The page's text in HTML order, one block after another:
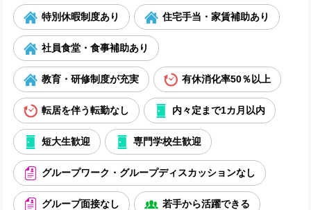
特別休暇制度あり 住宅手当・家賃補助あり
社員食堂・食事補助あり
教育・研修制度が充実 有休消化率50％以上
転居を伴う転勤なし 内々定まで1カ月以内
短大生歓迎 専門学校生歓迎
グループワーク・グループディスカッションなし
グループ面接なし 若手から活躍できる